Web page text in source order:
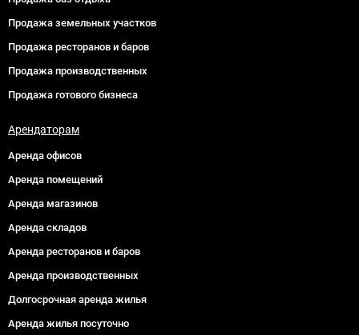
Продажа земельных участков
Продажа ресторанов и баров
Продажа производственных
Продажа готового бизнеса
Арендаторам
Аренда офисов
Аренда помещений
Аренда магазинов
Аренда складов
Аренда ресторанов и баров
Аренда производственных
Долгосрочная аренда жилья
Аренда жилья посуточно